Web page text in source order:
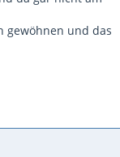
gewöhnen und das